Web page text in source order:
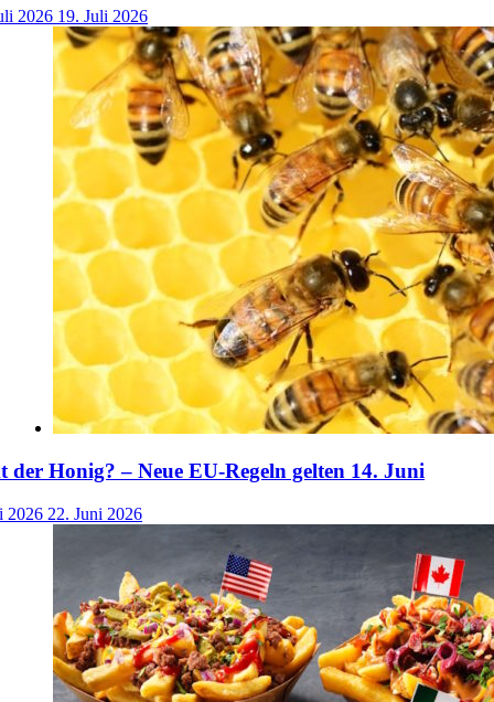
2026 19. Juli 2026
der Honig? – Neue EU-Regeln gelten 14. Juni
2026 22. Juni 2026